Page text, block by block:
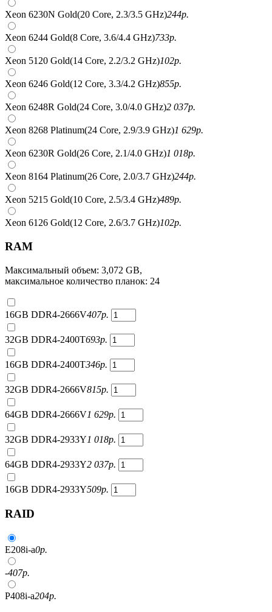
Xeon 6230N Gold(20 Core, 2.3/3.5 GHz)244р.
Xeon 6244 Gold(8 Core, 3.6/4.4 GHz)733р.
Xeon 5120 Gold(14 Core, 2.2/3.2 GHz)102р.
Xeon 6246 Gold(12 Core, 3.3/4.2 GHz)855р.
Xeon 6248R Gold(24 Core, 3.0/4.0 GHz)2 037р.
Xeon 8268 Platinum(24 Core, 2.9/3.9 GHz)1 629р.
Xeon 6230R Gold(26 Core, 2.1/4.0 GHz)1 018р.
Xeon 8164 Platinum(26 Core, 2.0/3.7 GHz)244р.
Xeon 5215 Gold(10 Core, 2.5/3.4 GHz)489р.
Xeon 6126 Gold(12 Core, 2.6/3.7 GHz)102р.
RAM
Максимальный объем: 3,072 GB,
максимальное количество планок: 24
16GB DDR4-2666V407р.
32GB DDR4-2400T693р.
16GB DDR4-2400T346р.
32GB DDR4-2666V815р.
64GB DDR4-2666V1 629р.
32GB DDR4-2933Y1 018р.
64GB DDR4-2933Y2 037р.
16GB DDR4-2933Y509р.
RAID
E208i-a0р.
-407р.
P408i-a204р.